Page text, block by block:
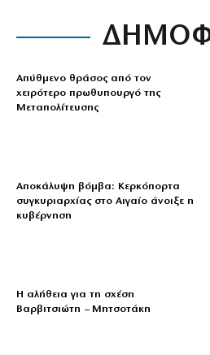
Απύθμενο θράσος από τον
χειρότερο πρωθυπουργό της
Μεταπολίτευσης
Αποκάλυψη βόμβα: Κερκόπορτα
συγκυριαρχίας στο Αιγαίο άνοιξε η
κυβέρνηση
Η αλήθεια για τη σχέση
Βαρβιτσιώτη – Μητσοτάκη